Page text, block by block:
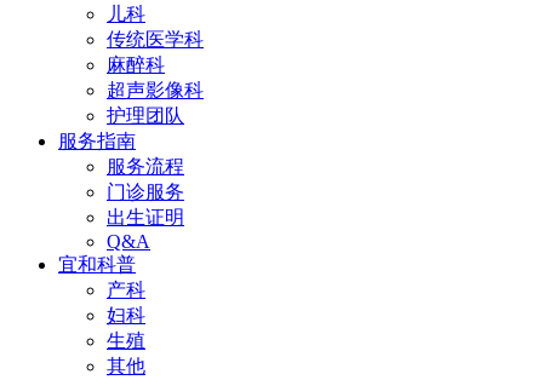
儿科
传统医学科
麻醉科
超声影像科
护理团队
服务指南
服务流程
门诊服务
出生证明
Q&A
宜和科普
产科
妇科
生殖
其他